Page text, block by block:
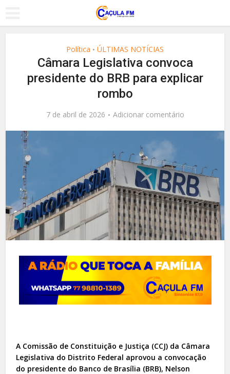
Política • ÚLTIMAS NOTÍCIAS
Câmara Legislativa convoca
presidente do BRB para explicar
rombo
7 de abril de 2026 Adicionar comentário
A Comissão de Constituição e Justiça (CCJ) da Câmara
Legislativa do Distrito Federal aprovou a convocação
do presidente do Banco de Brasília (BRB), Nelson